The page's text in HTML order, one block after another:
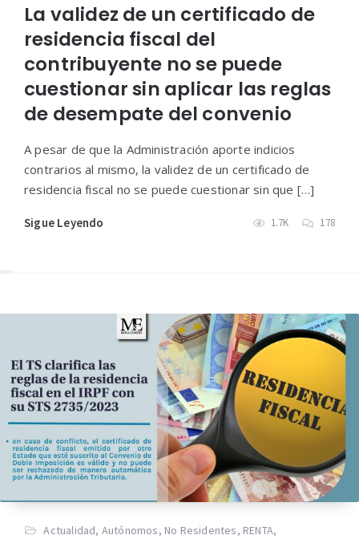
La validez de un certificado de
residencia fiscal del
contribuyente no se puede
cuestionar sin aplicar las reglas
de desempate del convenio
A pesar de que la Administración aporte indicios
contrarios al mismo, la validez de un certificado de
residencia fiscal no se puede cuestionar sin que […]
Sigue Leyendo 1.7K 178
Actualidad, Autónomos, No Residentes, RENTA,